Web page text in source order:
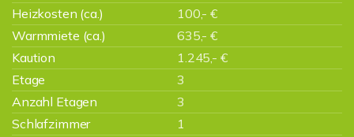
Heizkosten (ca.)
100,- €
Warmmiete (ca.)
635,- €
Kaution
1.245,- €
Etage
3
Anzahl Etagen
3
Schlafzimmer
1